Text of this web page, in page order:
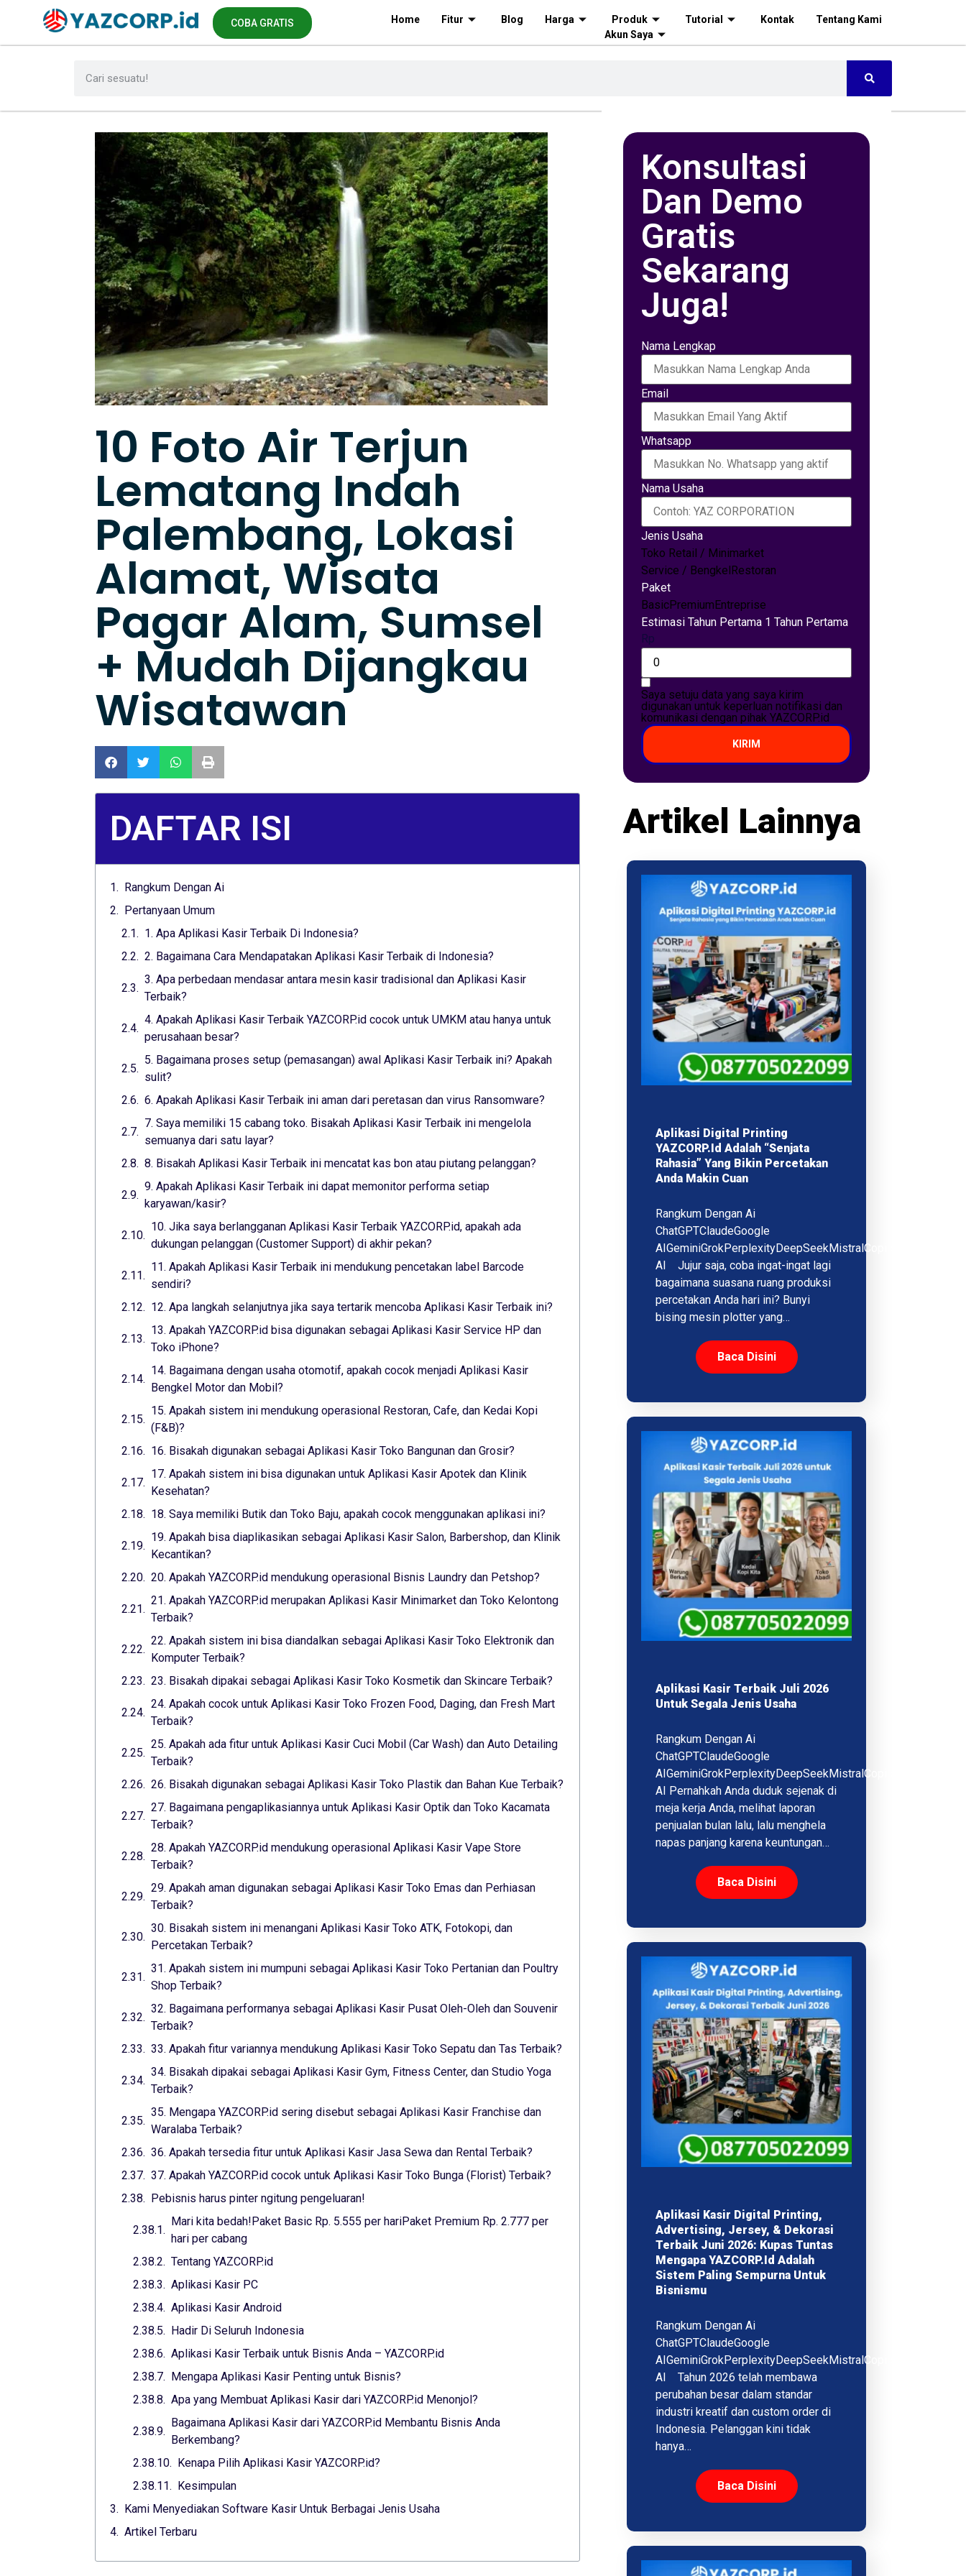
COBA GRATIS Home Fitur Blog Harga Produk Tutorial Kontak
Tentang Kami
Akun Saya
10 Foto Air Terjun
Lematang Indah
Palembang, Lokasi
Alamat, Wisata
Pagar Alam, Sumsel
+ Mudah Dijangkau
Wisatawan
DAFTAR ISI
Rangkum Dengan Ai
Pertanyaan Umum
1. Apa Aplikasi Kasir Terbaik Di Indonesia?
2. Bagaimana Cara Mendapatakan Aplikasi Kasir Terbaik di Indonesia?
3. Apa perbedaan mendasar antara mesin kasir tradisional dan Aplikasi Kasir
Terbaik?
4. Apakah Aplikasi Kasir Terbaik YAZCORP.id cocok untuk UMKM atau hanya untuk
perusahaan besar?
5. Bagaimana proses setup (pemasangan) awal Aplikasi Kasir Terbaik ini? Apakah
sulit?
6. Apakah Aplikasi Kasir Terbaik ini aman dari peretasan dan virus Ransomware?
7. Saya memiliki 15 cabang toko. Bisakah Aplikasi Kasir Terbaik ini mengelola
semuanya dari satu layar?
8. Bisakah Aplikasi Kasir Terbaik ini mencatat kas bon atau piutang pelanggan?
9. Apakah Aplikasi Kasir Terbaik ini dapat memonitor performa setiap
karyawan/kasir?
10. Jika saya berlangganan Aplikasi Kasir Terbaik YAZCORP.id, apakah ada
dukungan pelanggan (Customer Support) di akhir pekan?
11. Apakah Aplikasi Kasir Terbaik ini mendukung pencetakan label Barcode
sendiri?
12. Apa langkah selanjutnya jika saya tertarik mencoba Aplikasi Kasir Terbaik ini?
13. Apakah YAZCORP.id bisa digunakan sebagai Aplikasi Kasir Service HP dan
Toko iPhone?
14. Bagaimana dengan usaha otomotif, apakah cocok menjadi Aplikasi Kasir
Bengkel Motor dan Mobil?
15. Apakah sistem ini mendukung operasional Restoran, Cafe, dan Kedai Kopi
(F&B)?
16. Bisakah digunakan sebagai Aplikasi Kasir Toko Bangunan dan Grosir?
17. Apakah sistem ini bisa digunakan untuk Aplikasi Kasir Apotek dan Klinik
Kesehatan?
18. Saya memiliki Butik dan Toko Baju, apakah cocok menggunakan aplikasi ini?
19. Apakah bisa diaplikasikan sebagai Aplikasi Kasir Salon, Barbershop, dan Klinik
Kecantikan?
20. Apakah YAZCORP.id mendukung operasional Bisnis Laundry dan Petshop?
21. Apakah YAZCORP.id merupakan Aplikasi Kasir Minimarket dan Toko Kelontong
Terbaik?
22. Apakah sistem ini bisa diandalkan sebagai Aplikasi Kasir Toko Elektronik dan
Komputer Terbaik?
23. Bisakah dipakai sebagai Aplikasi Kasir Toko Kosmetik dan Skincare Terbaik?
24. Apakah cocok untuk Aplikasi Kasir Toko Frozen Food, Daging, dan Fresh Mart
Terbaik?
25. Apakah ada fitur untuk Aplikasi Kasir Cuci Mobil (Car Wash) dan Auto Detailing
Terbaik?
26. Bisakah digunakan sebagai Aplikasi Kasir Toko Plastik dan Bahan Kue Terbaik?
27. Bagaimana pengaplikasiannya untuk Aplikasi Kasir Optik dan Toko Kacamata
Terbaik?
28. Apakah YAZCORP.id mendukung operasional Aplikasi Kasir Vape Store
Terbaik?
29. Apakah aman digunakan sebagai Aplikasi Kasir Toko Emas dan Perhiasan
Terbaik?
30. Bisakah sistem ini menangani Aplikasi Kasir Toko ATK, Fotokopi, dan
Percetakan Terbaik?
31. Apakah sistem ini mumpuni sebagai Aplikasi Kasir Toko Pertanian dan Poultry
Shop Terbaik?
32. Bagaimana performanya sebagai Aplikasi Kasir Pusat Oleh-Oleh dan Souvenir
Terbaik?
33. Apakah fitur variannya mendukung Aplikasi Kasir Toko Sepatu dan Tas Terbaik?
34. Bisakah dipakai sebagai Aplikasi Kasir Gym, Fitness Center, dan Studio Yoga
Terbaik?
35. Mengapa YAZCORP.id sering disebut sebagai Aplikasi Kasir Franchise dan
Waralaba Terbaik?
36. Apakah tersedia fitur untuk Aplikasi Kasir Jasa Sewa dan Rental Terbaik?
37. Apakah YAZCORP.id cocok untuk Aplikasi Kasir Toko Bunga (Florist) Terbaik?
Pebisnis harus pinter ngitung pengeluaran!
Mari kita bedah!Paket Basic Rp. 5.555 per hariPaket Premium Rp. 2.777 per
hari per cabang
Tentang YAZCORP.id
Aplikasi Kasir PC
Aplikasi Kasir Android
Hadir Di Seluruh Indonesia
Aplikasi Kasir Terbaik untuk Bisnis Anda – YAZCORP.id
Mengapa Aplikasi Kasir Penting untuk Bisnis?
Apa yang Membuat Aplikasi Kasir dari YAZCORP.id Menonjol?
Bagaimana Aplikasi Kasir dari YAZCORP.id Membantu Bisnis Anda
Berkembang?
Kenapa Pilih Aplikasi Kasir YAZCORP.id?
Kesimpulan
Kami Menyediakan Software Kasir Untuk Berbagai Jenis Usaha
Artikel Terbaru
Konsultasi
Dan Demo
Gratis
Sekarang
Juga!
Nama Lengkap
Email
Whatsapp
Nama Usaha
Jenis Usaha
Toko Retail / Minimarket
Service / BengkelRestoran
Paket
BasicPremiumEntreprise
Estimasi Tahun Pertama 1 Tahun Pertama
Rp
Saya setuju data yang saya kirim
digunakan untuk keperluan notifikasi dan
komunikasi dengan pihak YAZCORP.id
KIRIM
Artikel Lainnya
Aplikasi Digital Printing
YAZCORP.id Adalah “Senjata
Rahasia” Yang Bikin Percetakan
Anda Makin Cuan
Rangkum Dengan Ai
ChatGPTClaudeGoogle
AIGeminiGrokPerplexityDeepSeekMistralCopilotQwenMeta
AI Jujur saja, coba ingat-ingat lagi
bagaimana suasana ruang produksi
percetakan Anda hari ini? Bunyi
bising mesin plotter yang…
Baca Disini
Aplikasi Kasir Terbaik Juli 2026
Untuk Segala Jenis Usaha
Rangkum Dengan Ai
ChatGPTClaudeGoogle
AIGeminiGrokPerplexityDeepSeekMistralCopilotQwenMeta
AI Pernahkah Anda duduk sejenak di
meja kerja Anda, melihat laporan
penjualan bulan lalu, lalu menghela
napas panjang karena keuntungan…
Baca Disini
Aplikasi Kasir Digital Printing,
Advertising, Jersey, & Dekorasi
Terbaik Juni 2026: Kupas Tuntas
Mengapa YAZCORP.id Adalah
Sistem Paling Sempurna Untuk
Bisnismu
Rangkum Dengan Ai
ChatGPTClaudeGoogle
AIGeminiGrokPerplexityDeepSeekMistralCopilotQwenMeta
AI Tahun 2026 telah membawa
perubahan besar dalam standar
industri kreatif dan custom order di
Indonesia. Pelanggan kini tidak
hanya…
Baca Disini